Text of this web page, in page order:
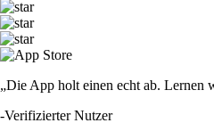
„Die App holt einen echt ab. Lernen
-Verifizierter Nutzer